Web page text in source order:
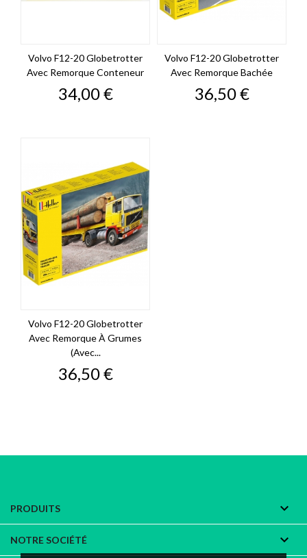
Volvo F12-20 Globetrotter
Avec Remorque Conteneur
Prix
34,00 €
Volvo F12-20 Globetrotter
Avec Remorque Bachée
Prix
36,50 €
Volvo F12-20 Globetrotter
Avec Remorque À Grumes
(avec...
Prix
36,50 €
PRODUITS 
NOTRE SOCIÉTÉ 